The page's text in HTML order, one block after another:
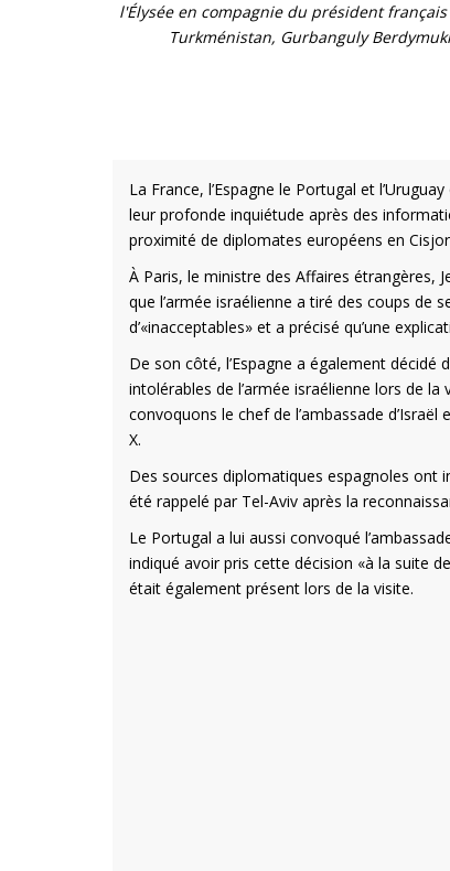
l'Élysée en compagnie du président
Turkménistan, Gurbanguly
La France, l’Espagne le Portugal et
leur profonde inquiétude après des
proximité de diplomates européens en
À Paris, le ministre des Affaires étrangères,
que l’armée israélienne a tiré des coups de
d’«inacceptables» et a précisé qu’une
De son côté, l’Espagne a également décidé
intolérables de l’armée israélienne lors de
convoquons le chef de l’ambassade
X.
Des sources diplomatiques espagnoles ont
été rappelé par Tel-Aviv après la
Le Portugal a lui aussi convoqué
indiqué avoir pris cette décision «à la suite
était également présent lors de la visite.